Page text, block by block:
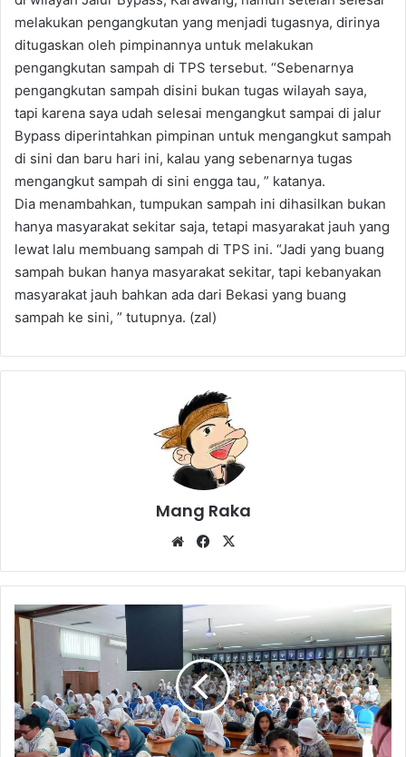
melakukan pengangkutan yang menjadi tugasnya, dirinya
ditugaskan oleh pimpinannya untuk melakukan
pengangkutan sampah di TPS tersebut. “Sebenarnya
pengangkutan sampah disini bukan tugas wilayah saya,
tapi karena saya udah selesai mengangkut sampai di jalur
Bypass diperintahkan pimpinan untuk mengangkut sampah
di sini dan baru hari ini, kalau yang sebenarnya tugas
mengangkut sampah di sini engga tau, ” katanya.
Dia menambahkan, tumpukan sampah ini dihasilkan bukan
hanya masyarakat sekitar saja, tetapi masyarakat jauh yang
lewat lalu membuang sampah di TPS ini. “Jadi yang buang
sampah bukan hanya masyarakat sekitar, tapi kebanyakan
masyarakat jauh bahkan ada dari Bekasi yang buang
sampah ke sini, ” tutupnya. (zal)
Mang Raka
WebsiteFacebook
Siswa
SMAN
1
Cikampek
Kunjungi
Dua
Kampus
di